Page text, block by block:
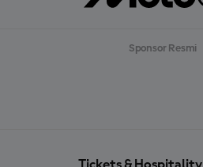
Sponsor Resmi